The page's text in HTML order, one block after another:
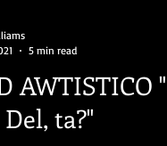
AWTISTICO
ta?"
5 min read